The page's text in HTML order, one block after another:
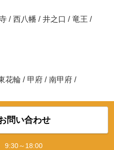
/ 西八幡 / 井之口 / 竜王 /
花輪 / 甲府 / 南甲府 /
問い合わせ
9:30～18:00